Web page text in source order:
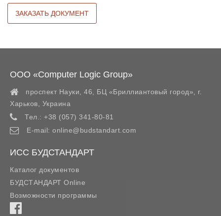
ООО «Computer Logic Group»
проспект Науки, 46, БЦ «Бриллиантовый город»,
г.
Харьков
Украина
Тел.: +38 (057) 341-80-81
E-mail: online@budstandart.com
ИСС БУДСТАНДАРТ
Каталог документов
БУДСТАНДАРТ Online
Возможности программы